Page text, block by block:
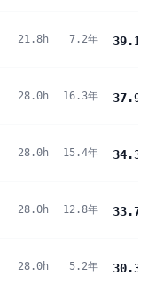
21.8h 7.2年 39.1
28.0h 16.3年 37.9
28.0h 15.4年 34.3
28.0h 12.8年 33.7
28.0h 5.2年 30.3